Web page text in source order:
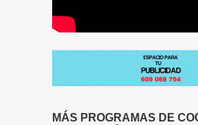
MÁS PROGRAMAS DE